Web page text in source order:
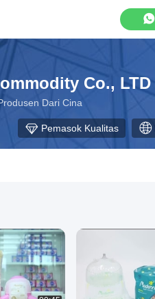
Co., LTD
Dari Cina
Pemasok Kualitas